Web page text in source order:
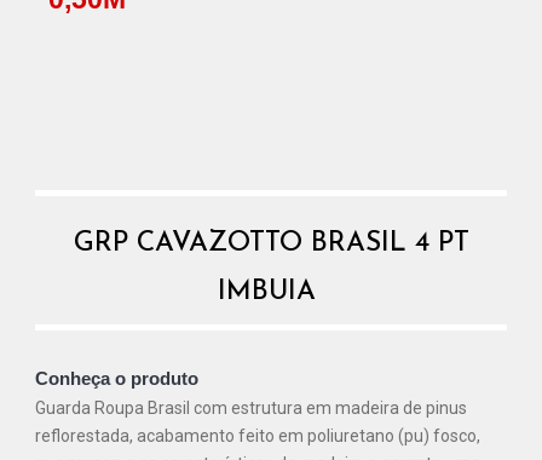
GRP CAVAZOTTO BRASIL 4 PT
IMBUIA
Conheça o produto
Guarda Roupa Brasil com estrutura em madeira de pinus
reflorestada, acabamento feito em poliuretano (pu) fosco,